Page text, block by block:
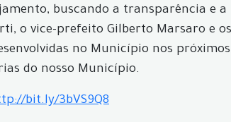
buscando a transparência e
o vice-prefeito Gilberto Marsaro e
no Município nos
do nosso Município.
bit.ly/3bVS9Q8